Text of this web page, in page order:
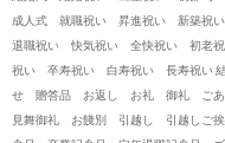
成人式 就職祝い 昇進祝い 新築祝
退職祝い 快気祝い 全快祝い 初老
祝い 卒寿祝い 白寿祝い 長寿祝い
せ 贈答品 お返し お礼 御礼 ごあ
見舞御礼 お餞別 引越し 引越し